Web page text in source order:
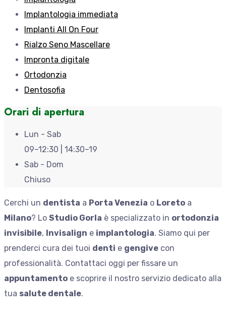
Implantologia immediata
Implanti All On Four
Rialzo Seno Mascellare
Impronta digitale
Ortodonzia
Dentosofia
Orari di apertura
Lun - Sab
09–12:30 | 14:30–19
Sab - Dom
Chiuso
Cerchi un dentista a Porta Venezia o Loreto a
Milano? Lo Studio Gorla è specializzato in ortodonzia
invisibile, Invisalign e implantologia. Siamo qui per
prenderci cura dei tuoi denti e gengive con
professionalità. Contattaci oggi per fissare un
appuntamento e scoprire il nostro servizio dedicato alla
tua salute dentale.